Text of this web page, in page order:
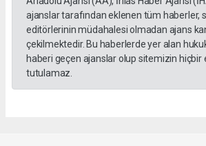
ajanslar tarafından eklenen tüm haberler,
editörlerinin müdahalesi olmadan ajans
çekilmektedir. Bu haberlerde yer alan
haberi geçen ajanslar olup sitemizin hiçbir
tutulamaz.